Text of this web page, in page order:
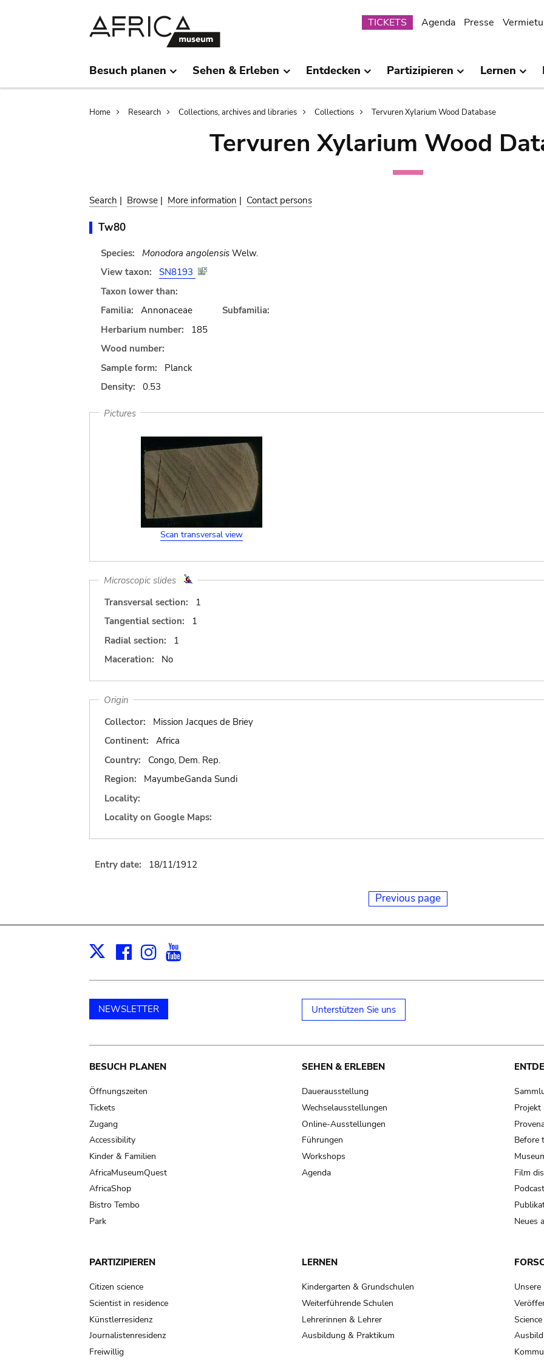
Submenu
TICKETS Agenda Presse
Besuch planen Sehen & Erleben Entdecken Partizipieren Lernen
Breadcrumb
Home Research Collections, archives and libraries Collections Tervuren Xylarium Wood Database
Tervuren Xylarium Wood
Search | Browse | More information | Contact persons
Tw80
Species: Monodora angolensisWelw.
View taxon:
SN8193
Taxon lower than:
Familia:
Annonaceae
Subfamilia:
Herbarium number:
185
Wood number:
Sample form:
Planck
Density:
0.53
Pictures
Scan transversal view
Microscopic slides
Transversal section:
1
Tangential section:
1
Radial section:
1
Maceration:
No
Origin
Collector:
Mission Jacques de Briey
Continent:
Africa
Country:
Congo, Dem. Rep.
Region:
MayumbeGanda Sundi
Locality:
Locality on Google Maps:
Entry date: 18/11/1912
Previous page
X Facebook
Instagram
NEWSLETTER Unterstützen Sie uns
Main
navigation
BESUCH PLANEN
Öffnungszeiten
Tickets
Zugang
Accessibility
Kinder & Familien
AfricaMuseumQuest
AfricaShop
Bistro Tembo
Park
SEHEN & ERLEBEN
Dauerausstellung
Wechselausstellungen
Online-Ausstellungen
Führungen
Workshops
Agenda
Projekt
Before
Film
Neues
PARTIZIPIEREN
Citizen science
Scientist in residence
Künstlerresidenz
Journalistenresidenz
Freiwillig
LERNEN
Kindergarten & Grundschulen
Weiterführende Schulen
Lehrerinnen & Lehrer
Ausbildung & Praktikum